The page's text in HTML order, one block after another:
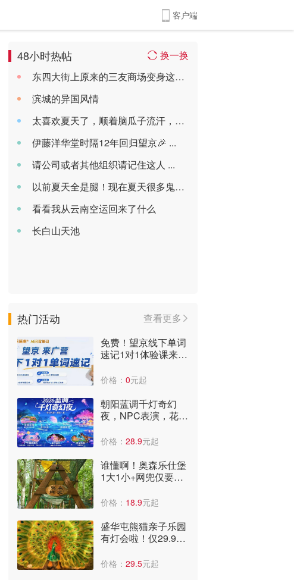
客户端
48小时热帖
换一换
东四大街上原来的三友商场变身这样喽 ...
滨城的异国风情
太喜欢夏天了，顺着脑瓜子流汗，这么多年脑 ...
伊藤洋华堂时隔12年回归望京🎉 ...
请公司或者其他组织请记住这人 ...
以前夏天全是腿！现在夏天很多鬼！ ...
看看我从云南空运回来了什么
长白山天池
热门活动
查看更多
免费！望京线下单词
速记1对1体验课来
个月阅读课包！
价格： 0元起
朝阳蓝调千灯奇幻
夜，NPC表演，花神
花！快来
价格： 28.9元起
谁懂啊！奥森乐仕堡
1大1小+网兜仅要
全年低价啊！
价格： 18.9元起
盛华屯熊猫亲子乐园
有灯会啦！仅29.9
儿童乐园。
价格： 29.5元起